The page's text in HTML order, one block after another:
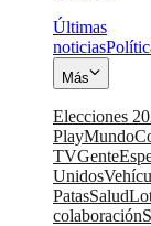
Últimas
noticias
Más
Elecciones
PlayMundo
TVGente
Unidos
PatasSalud
colaboración